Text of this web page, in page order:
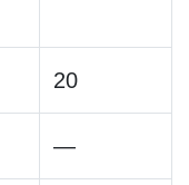
20
—